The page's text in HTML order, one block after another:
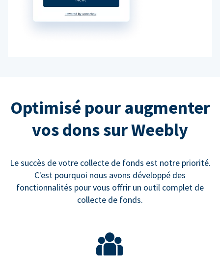
Optimisé pour augmenter
vos dons sur Weebly
Le succès de votre collecte de fonds est notre priorité.
C'est pourquoi nous avons développé des
fonctionnalités pour vous offrir un outil complet de
collecte de fonds.